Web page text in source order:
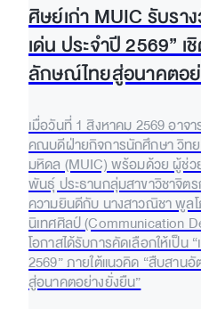
ศิษย์เก่า MUIC รับรา
เด่น ประจำปี 2569”
ลักษณ์ไทยสู่อนาคตอ
เมื่อวันที่ 1 สิงหาคม 2569 อาจ
คณบดีฝ่ายกิจการนักศึกษา วิท
มหิดล (MUIC) พร้อมด้วย ผู้ช่
พันธุ์ ประธานกลุ่มสาขาวิชาจิต
ความยินดีกับ นางสาวณิชา พูล
นิเทศศิลป์ (Communication
โอกาสได้รับการคัดเลือกให้เป็น
2569” ภายใต้แนวคิด “สืบสาน
สู่อนาคตอย่างยั่งยืน”